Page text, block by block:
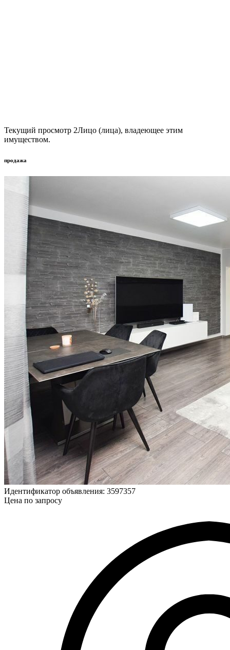
Текущий просмотр 2Лицо (лица), владеющее этим
имуществом.
продажа
Идентификатор объявления: 3597357
Цена по запросу